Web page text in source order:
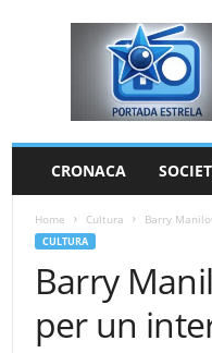
CRONACA
Home Cultura Barry
CULTURA
Barry
per un